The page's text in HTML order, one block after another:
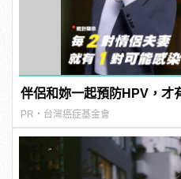
伴侶和妳一起預防HPV，才
PR・台灣癌症基金會